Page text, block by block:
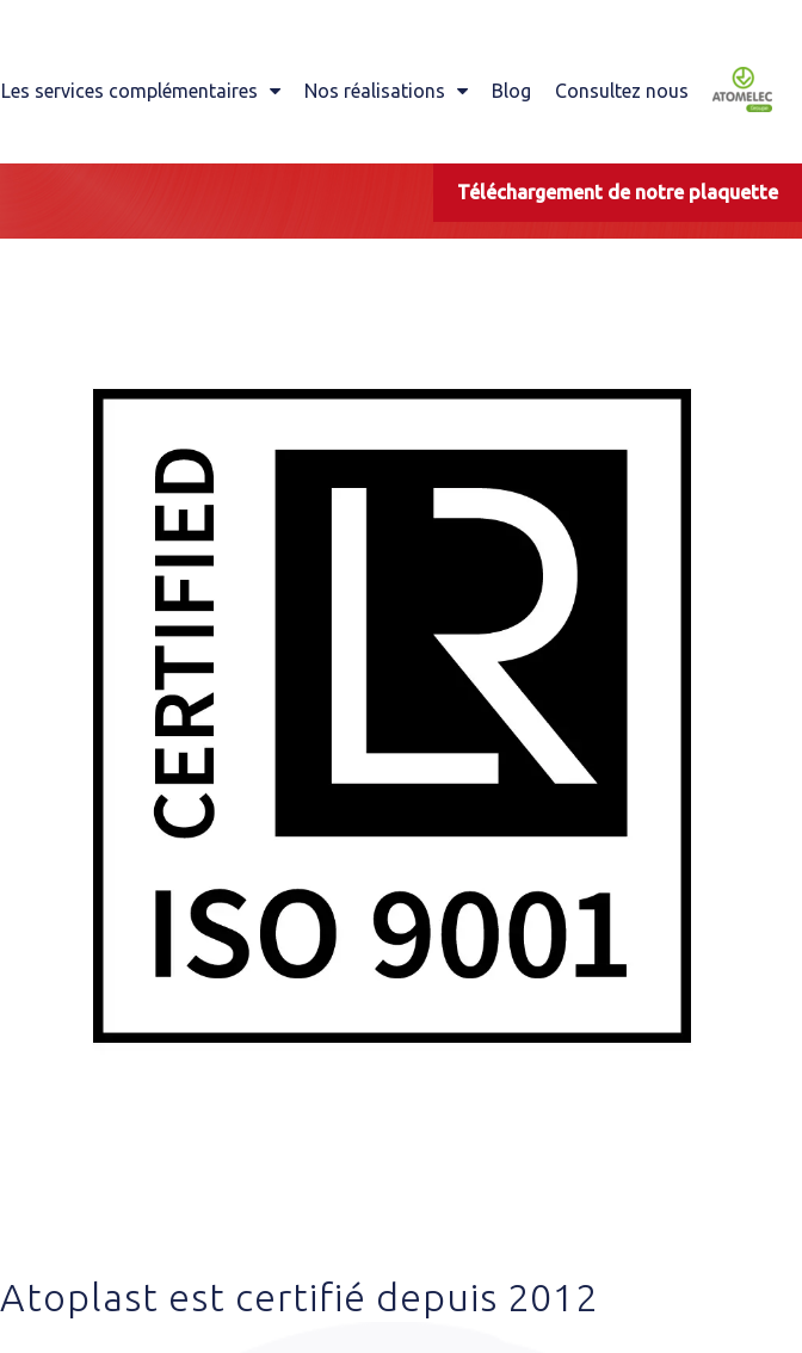
Les services complémentaires Nos réalisations Blog Consultez nous
Téléchargement de notre plaquette
Atoplast est certifié depuis 2012